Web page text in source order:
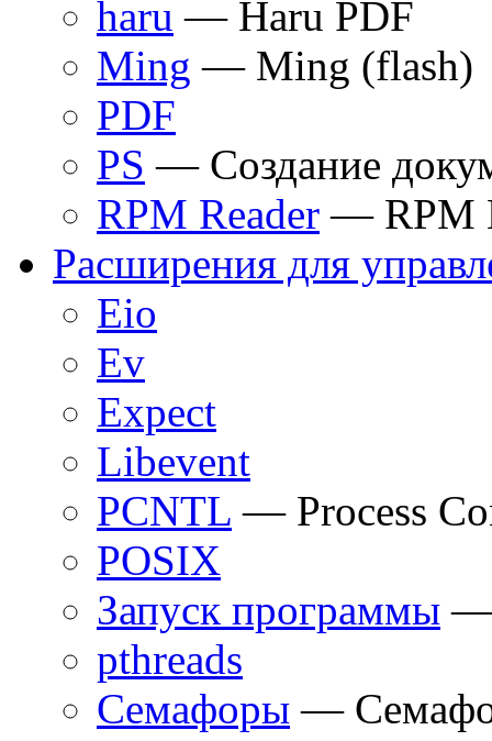
haru — Haru PDF
Ming — Ming (flash)
PDF
PS — Создание
RPM Reader — RPM
Расширения для
Eio
Ev
Expect
Libevent
PCNTL — Process
POSIX
Запуск программы —
pthreads
Семафоры —